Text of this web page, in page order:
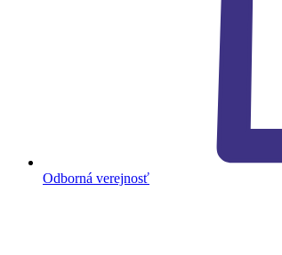
Odborná verejnosť